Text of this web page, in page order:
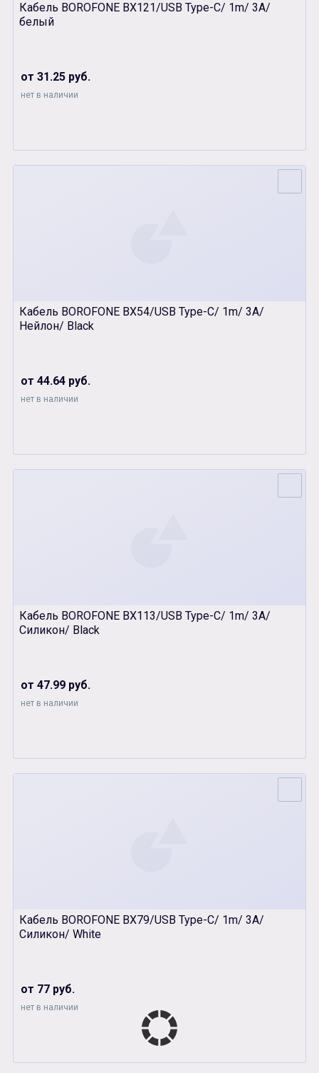
Кабель BOROFONE BX121/USB Type-C/ 1m/ 3A/
белый
от 31.25 руб.
нет в наличии
Кабель BOROFONE BX54/USB Type-C/ 1m/ 3A/
Нейлон/ Black
от 44.64 руб.
нет в наличии
Кабель BOROFONE BX113/USB Type-C/ 1m/ 3A/
Силикон/ Black
от 47.99 руб.
нет в наличии
Кабель BOROFONE BX79/USB Type-C/ 1m/ 3A/
Силикон/ White
от 77 руб.
нет в наличии